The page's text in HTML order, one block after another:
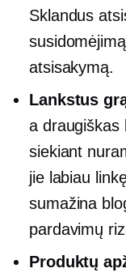
Sklandus
atsisakymą.
Lankstus
a draugiškas
siekiant
jie labiau
sumažina
pardavimų
Produktų